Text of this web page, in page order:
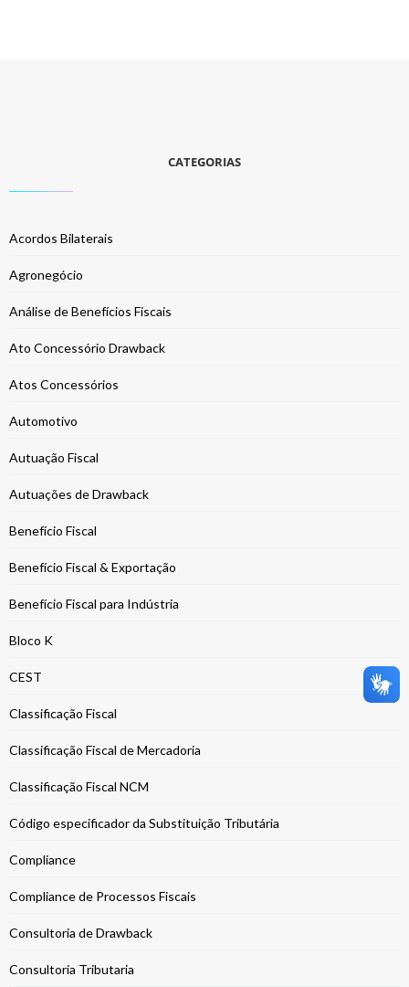
CATEGORIAS
Acordos Bilaterais
Agronegócio
Análise de Benefícios Fiscais
Ato Concessório Drawback
Atos Concessórios
Automotivo
Autuação Fiscal
Autuações de Drawback
Benefício Fiscal
Benefício Fiscal & Exportação
Benefício Fiscal para Indústria
Bloco K
CEST
Classificação Fiscal
Classificação Fiscal de Mercadoria
Classificação Fiscal NCM
Código especificador da Substituição Tributária
Compliance
Compliance de Processos Fiscais
Consultoria de Drawback
Consultoria Tributaria